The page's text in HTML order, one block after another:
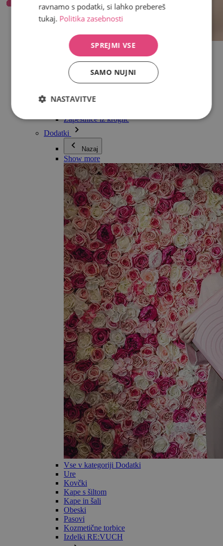
Vse v kategoriji Nakit
Uhani
Zapestnice
Ogrlice
Kolekcija Adéle Pečlové
Nakit za pare
Zapestnice iz kroglic
Dodatki
Nazaj
Show more
Vse v kategoriji Dodatki
Ure
Kovčki
Kape s šiltom
Kape in šali
Obeski
Pasovi
Kozmetične torbice
Izdelki RE:VUCH
ravnamo s podatki, si lahko prebereš
tukaj. Politika zasebnosti
SPREJMI VSE
SAMO NUJNI
NASTAVITVE